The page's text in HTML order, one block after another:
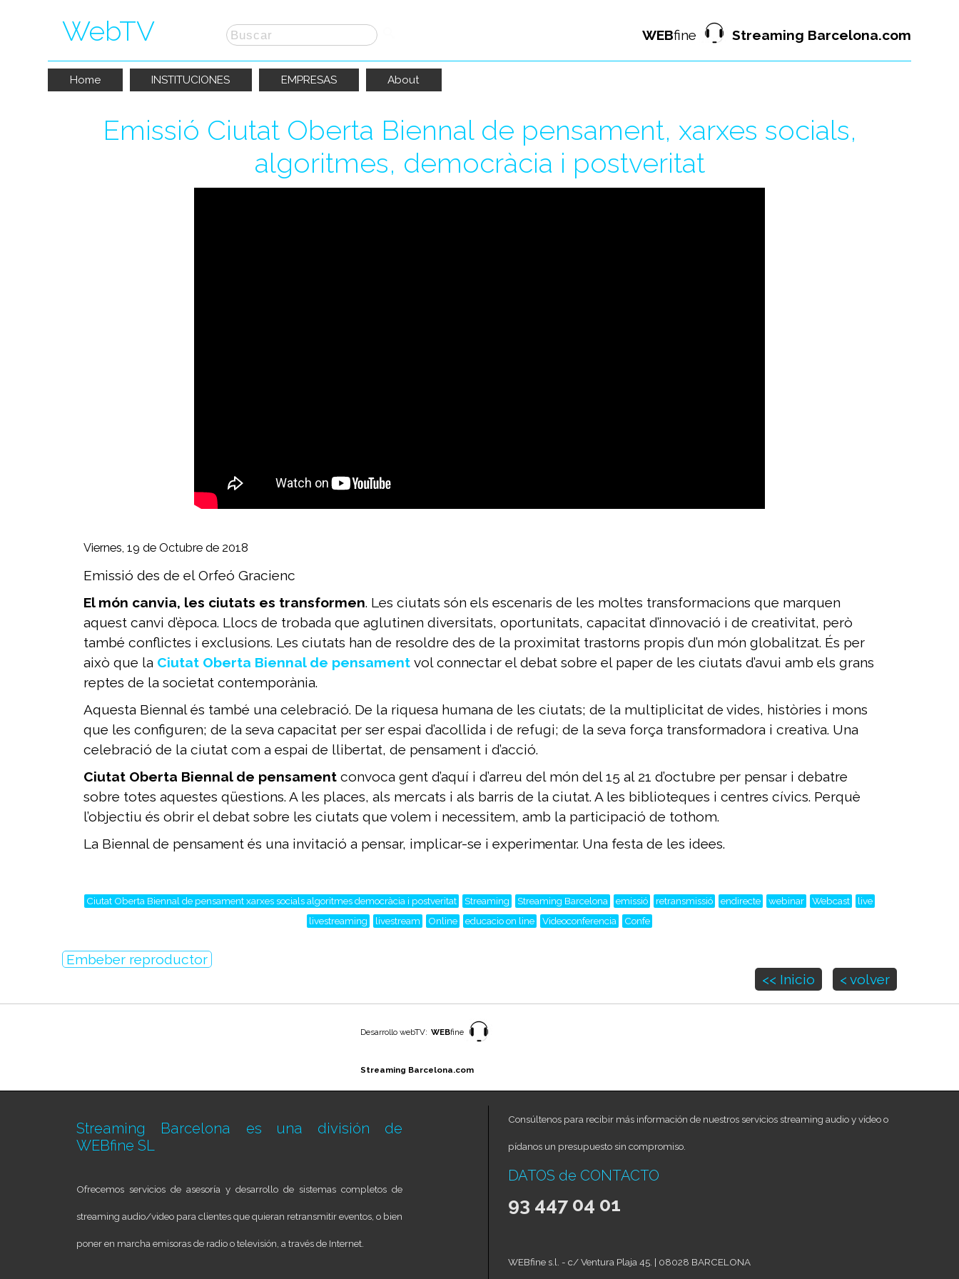
WebTV WEBfine Streaming Barcelona.com
Home INSTITUCIONES EMPRESAS About
Emissió Ciutat Oberta Biennal de pensament, xarxes socials,
algoritmes, democràcia i postveritat
Viernes, 19 de Octubre de 2018
Emissió des de el Orfeó Gracienc
El món canvia, les ciutats es transformen. Les ciutats són els escenaris de les moltes transformacions que marquen
aquest canvi d’època. Llocs de trobada que aglutinen diversitats, oportunitats, capacitat d’innovació i de creativitat, però
també conflictes i exclusions. Les ciutats han de resoldre des de la proximitat trastorns propis d’un món globalitzat. És per
això que la Ciutat Oberta Biennal de pensament vol connectar el debat sobre el paper de les ciutats d’avui amb els grans
reptes de la societat contemporània.
Aquesta Biennal és també una celebració. De la riquesa humana de les ciutats; de la multiplicitat de vides, històries i mons
que les configuren; de la seva capacitat per ser espai d’acollida i de refugi; de la seva força transformadora i creativa. Una
celebració de la ciutat com a espai de llibertat, de pensament i d’acció.
Ciutat Oberta Biennal de pensament convoca gent d’aquí i d’arreu del món del 15 al 21 d’octubre per pensar i debatre
sobre totes aquestes qüestions. A les places, als mercats i als barris de la ciutat. A les biblioteques i centres cívics. Perquè
l’objectiu és obrir el debat sobre les ciutats que volem i necessitem, amb la participació de tothom.
La Biennal de pensament és una invitació a pensar, implicar-se i experimentar. Una festa de les idees.
Ciutat Oberta Biennal de pensament xarxes socials algoritmes democràcia i postveritat Streaming Streaming Barcelona emissió retransmissió endirecte webinar Webcast
live
livestreaming
livestream Online educacio on line Videoconferencia Confe
Embeber reproductor
<< Inicio
< volver
Desarrollo webTV: WEBfine
Streaming Barcelona.com
Streaming Barcelona es una división de
WEBfine SL
Ofrecemos servicios de asesoría y desarrollo de sistemas completos de
streaming audio/video para clientes que quieran retransmitir eventos, o bien
poner en marcha emisoras de radio o televisión, a través de Internet.
Consúltenos para recibir más información de nuestros servicios streaming audio y vídeo o
pídanos un presupuesto sin compromiso.
DATOS de CONTACTO
93 447 04 01
WEBfine s.l. - c/ Ventura Plaja 45. | 08028 BARCELONA